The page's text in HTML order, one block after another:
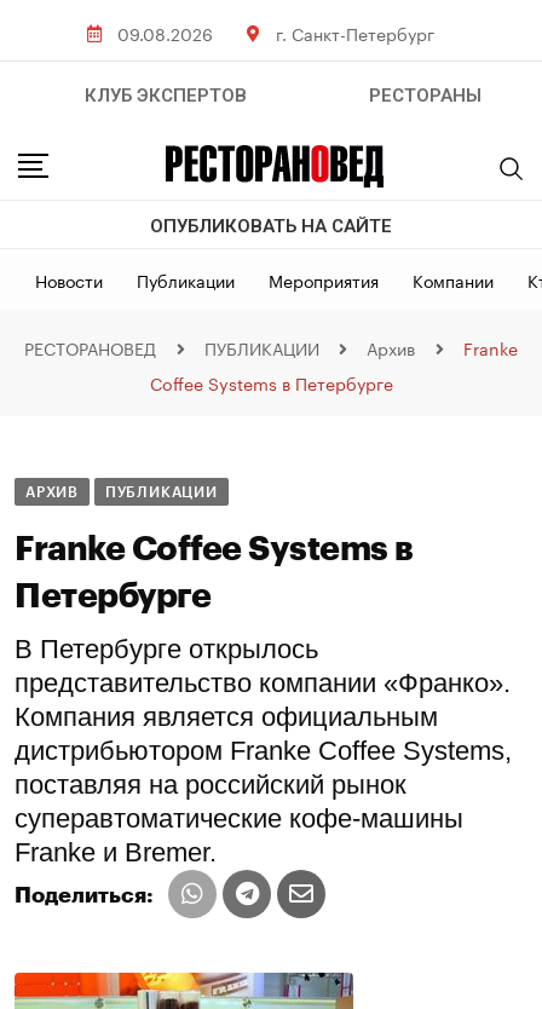
09.08.2026 г. Санкт-Петербург
КЛУБ ЭКСПЕРТОВ РЕСТОРАНЫ
ОПУБЛИКОВАТЬ НА САЙТЕ
Новости Публикации Мероприятия Компании
РЕСТОРАНОВЕД ПУБЛИКАЦИИ Архив
Franke
Coffee Systems в Петербурге
АРХИВ ПУБЛИКАЦИИ
Franke Coffee Systems в
Петербурге
В Петербурге открылось
представительство компании «Франко».
Компания является официальным
дистрибьютором Franke Coffee Systems,
поставляя на российский рынок
суперавтоматические кофе-машины
Franke и Bremer.
Поделиться: